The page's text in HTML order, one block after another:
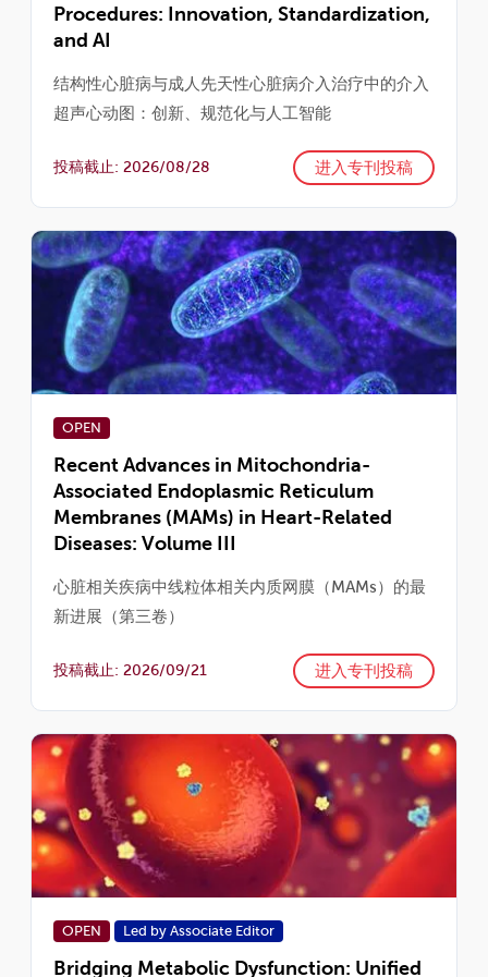
Procedures: Innovation, Standardization,
and AI
结构性心脏病与成人先天性心脏病介入治疗中的介入
超声心动图：创新、规范化与人工智能
投稿截止: 2026/08/28 进入专刊投稿
OPEN
Recent Advances in Mitochondria-
Associated Endoplasmic Reticulum
Membranes (MAMs) in Heart-Related
Diseases: Volume III
心脏相关疾病中线粒体相关内质网膜（MAMs）的最
新进展（第三卷）
投稿截止: 2026/09/21 进入专刊投稿
OPEN Led by Associate Editor
Bridging Metabolic Dysfunction: Unified